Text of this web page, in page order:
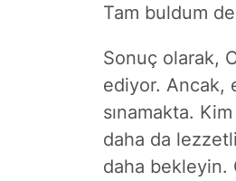
Tam buldum
Sonuç olarak,
ediyor. Ancak,
sınamakta.
daha da
daha bekleyin.